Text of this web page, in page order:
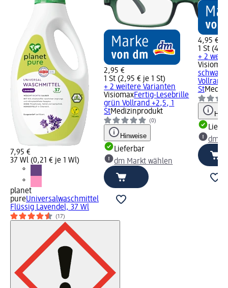
7,95 €
37 Wl (0,21 € je 1 Wl)
planet
pureUniversalwaschmittel
Flüssig Lavendel, 37 Wl
(17)
2,95 €
1 St (2,95 € je 1 St)
+ 2 weitere Varianten
VisiomaxFertig-Lesebrille
grün Vollrand +2,5, 1
StMedizinprodukt
(0)
Hinweise
Lieferbar
dm Markt wählen
4,95 €
1 St
+ 2
Visiomax
Vollrand
St
dm